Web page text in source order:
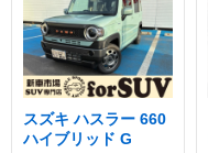
スズキ ハスラー 660
ハイブリッド G